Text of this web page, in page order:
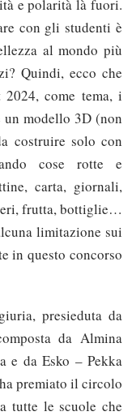
e polarità là fuori.
con gli studenti è
al mondo più
Quindi, ecco che
come tema, i
modello 3D (non
costruire solo con
cose rotte e
carta, giornali,
frutta, bottiglie…
limitazione sui
in questo concorso
presieduta da
da Almina
e da Esko – Pekka
premiato il circolo
tutte le scuole che